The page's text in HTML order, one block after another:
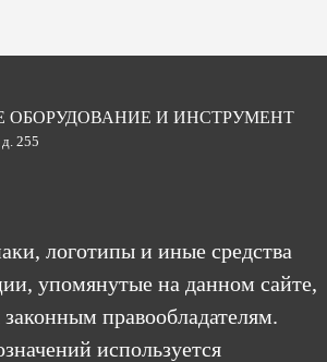
ОБОРУДОВАНИЕ И ИНСТРУМЕНТ
255
логотипы и иные средства
упомянутые на данном сайте,
правообладателям.
используется